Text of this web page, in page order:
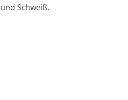
Schweiß.